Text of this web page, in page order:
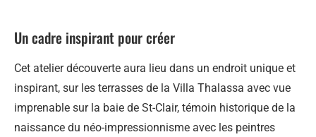
Un cadre inspirant pour créer
Cet atelier découverte aura lieu dans un endroit unique et
inspirant, sur les terrasses de la Villa Thalassa avec vue
imprenable sur la baie de St-Clair, témoin historique de la
naissance du néo-impressionnisme avec les peintres